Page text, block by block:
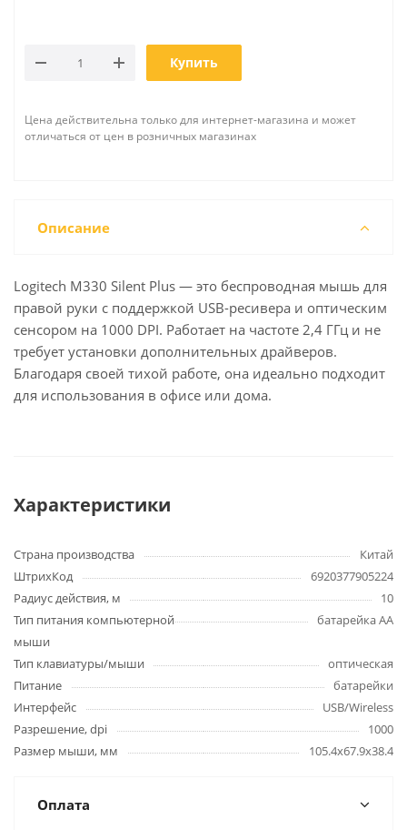
Купить
Цена действительна только для интернет-магазина и может
отличаться от цен в розничных магазинах
Описание
Logitech M330 Silent Plus — это беспроводная мышь для
правой руки с поддержкой USB-ресивера и оптическим
сенсором на 1000 DPI. Работает на частоте 2,4 ГГц и не
требует установки дополнительных драйверов.
Благодаря своей тихой работе, она идеально подходит
для использования в офисе или дома.
Характеристики
Страна производства
Китай
ШтрихКод
6920377905224
Радиус действия, м
10
Тип питания компьютерной
мыши
батарейка АА
Тип клавиатуры/мыши
оптическая
Питание
батарейки
Интерфейс
USB/Wireless
Разрешение, dpi
1000
Размер мыши, мм
105.4х67.9х38.4
Оплата